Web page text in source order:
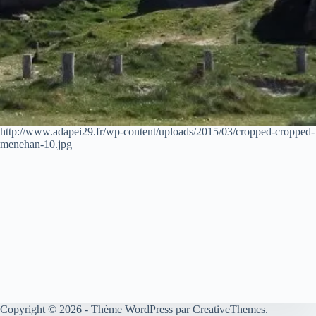
http://www.adapei29.fr/wp-content/uploads/2015/03/cropped-cropped-
menehan-10.jpg
Copyright © 2026 - Thème WordPress parCreativeThemes.